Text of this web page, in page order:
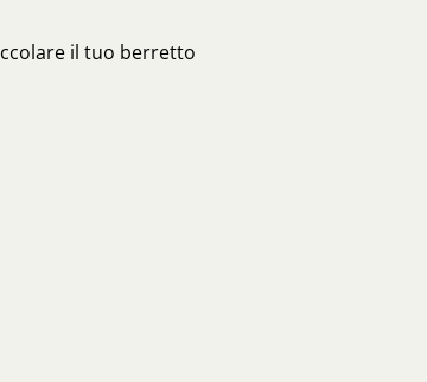
il tuo berretto